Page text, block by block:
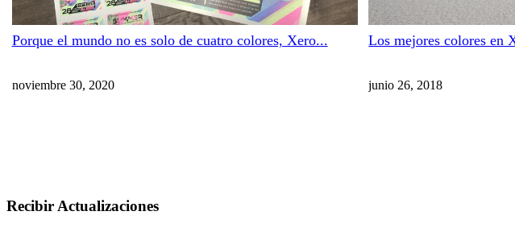
Porque el mundo no es solo de cuatro colores, Xero...
noviembre 30, 2020
Los mejores colores en
junio 26, 2018
Recibir Actualizaciones